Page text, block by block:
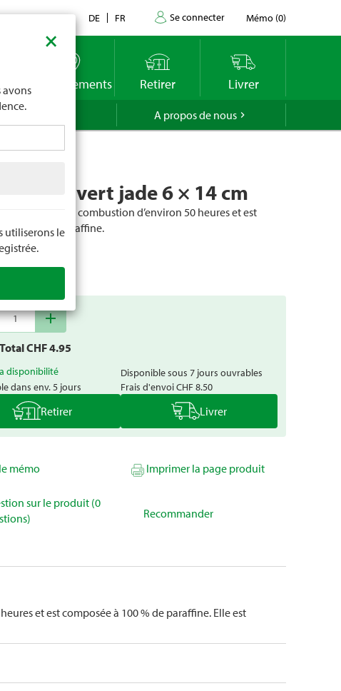
Contact DE FR Se connecter Mémo (0)
Emplacements Retirer Livrer
A propos de nous
givre vert jade 6 × 14 cm
a une durée de combustion d’environ 50 heures et est
à 100 % de paraffine.
72433
add
Total CHF4.95
disponibilité
dans env. 5 jours
Disponible sous 7 jours ouvrables
Frais d'envoiCHF 8.50
Retirer Livrer
mémo Imprimer la page produit
sur le produit (0
Recommander
et est composée à 100 % de paraffine. Elle est
×
avons
utiliserons le
limite